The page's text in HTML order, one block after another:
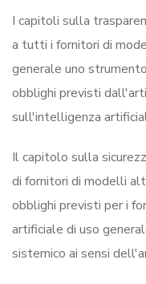
I capitoli sulla
a tutti i fornitori di
generale uno
obblighi previsti
sull'intelligenza
Il capitolo sulla
di fornitori di modelli
obblighi previsti per i
artificiale di uso
sistemico ai sensi